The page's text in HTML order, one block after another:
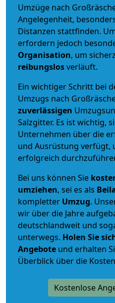
Umzüge nach
Angelegenheit,
Distanzen stattfinden.
erfordern jedoch
Organisation, um
reibungslosverläuft.
Ein wichtiger Schritt bei
Umzugs nach
zuverlässigen
Salzgitter. Es ist wichtig,
Unternehmen über die
und Ausrüstung verfügt,
erfolgreich
Bei uns können Sie
umziehen, sei es als
kompletter Umzug.
wir über die Jahre
deutschlandweit und
unterwegs. Holen Sie
Angebote und erhalten
Überblick über die
Kostenlose